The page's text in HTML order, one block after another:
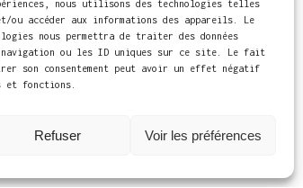
nous utilisons des technologies telles
ou accéder aux informations des appareils. Le
nous permettra de traiter des données
navigation ou les ID uniques sur ce site. Le fait
son consentement peut avoir un effet négatif
et fonctions.
Refuser Voir les préférences